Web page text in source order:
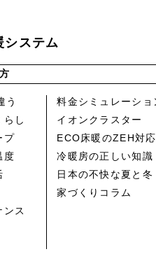
システム
う
らし
プ
度
ンス
料金シミュレーショ
イオンクラスター
ECO床暖のZEH対応
冷暖房の正しい知識
日本の不快な夏と冬
家づくりコラム